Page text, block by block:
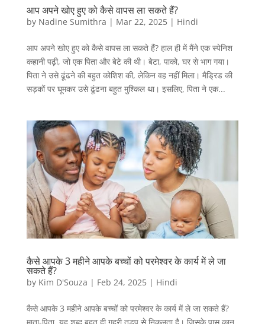
आप अपने खोए हुए को कैसे वापस ला सकते हैं?
by Nadine Sumithra | Mar 22, 2025| Hindi
आप अपने खोए हुए को कैसे वापस ला सकते हैं? हाल ही में मैंने एक स्पेनिश
कहानी पढ़ी, जो एक पिता और बेटे की थी। बेटा, पाको, घर से भाग गया।
पिता ने उसे ढूंढने की बहुत कोशिश की, लेकिन वह नहीं मिला। मैड्रिड की
सड़कों पर घूमकर उसे ढूंढना बहुत मुश्किल था। इसलिए, पिता ने एक...
कैसे आपके 3 महीने आपके बच्चों को परमेश्वर के कार्य में ले जा
सकते हैं?
by Kim D'Souza | Feb 24, 2025| Hindi
कैसे आपके 3 महीने आपके बच्चों को परमेश्वर के कार्य में ले जा सकते हैं?